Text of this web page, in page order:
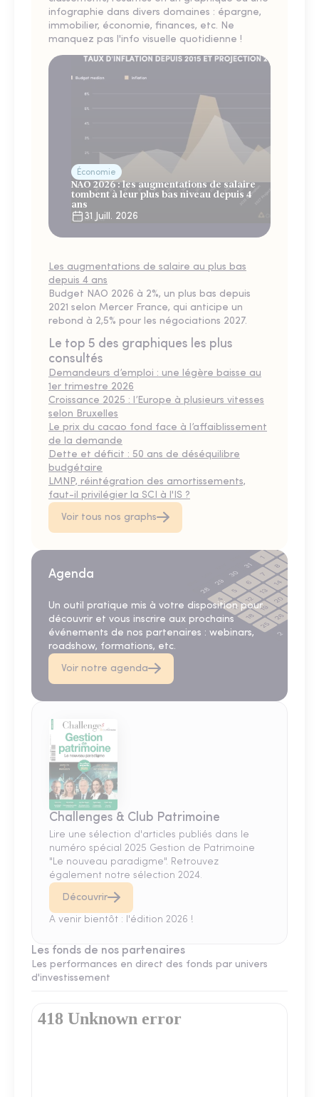
infographie dans divers domaines : épargne,
immobilier, économie, finances, etc. Ne
manquez pas l'info visuelle quotidienne !
Économie
NAO 2026 : les augmentations de salaire
tombent à leur plus bas niveau depuis 4
ans
31 Juill. 2026
Les augmentations de salaire au plus bas
depuis 4 ans
Budget NAO 2026 à 2%, un plus bas depuis
2021 selon Mercer France, qui anticipe un
rebond à 2,5% pour les négociations 2027.
Le top 5 des graphiques les plus
consultés
Demandeurs d’emploi : une légère baisse au
1er trimestre 2026
Croissance 2025 : l’Europe à plusieurs vitesses
selon Bruxelles
Le prix du cacao fond face à l’affaiblissement
de la demande
Dette et déficit : 50 ans de déséquilibre
budgétaire
LMNP, réintégration des amortissements,
faut-il privilégier la SCI à l'IS ?
Voir tous nos graphs
Agenda
Un outil pratique mis à votre disposition pour
découvrir et vous inscrire aux prochains
événements de nos partenaires : webinars,
roadshow, formations, etc.
Voir notre agenda
Challenges & Club Patrimoine
Lire une sélection d'articles publiés dans le
numéro spécial 2025 Gestion de Patrimoine
"Le nouveau paradigme". Retrouvez
également notre sélection 2024.
Découvrir
A venir bientôt : l'édition 2026 !
Les fonds de nos partenaires
Les performances en direct des fonds par univers
d'investissement